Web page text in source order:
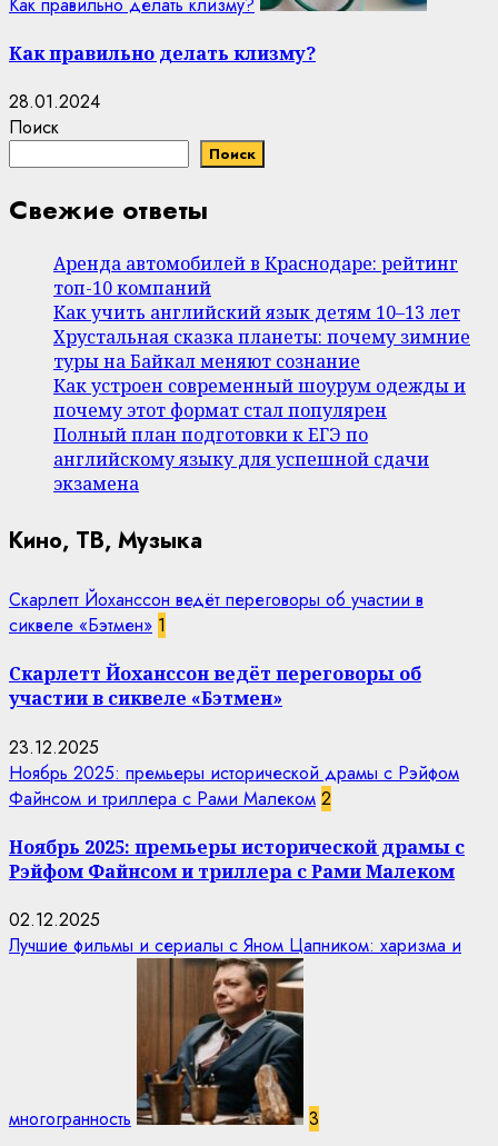
Как правильно делать клизму?
28.01.2024
Поиск
Поиск
Свежие ответы
Аренда автомобилей в Краснодаре: рейтинг
топ-10 компаний
Как учить английский язык детям 10–13 лет
Хрустальная сказка планеты: почему зимние
туры на Байкал меняют сознание
Как устроен современный шоурум одежды и
почему этот формат стал популярен
Полный план подготовки к ЕГЭ по
английскому языку для успешной сдачи
экзамена
Кино, ТВ, Музыка
Скарлетт Йоханссон ведёт переговоры об участии в
сиквеле «Бэтмен» 1
Скарлетт Йоханссон ведёт переговоры об
участии в сиквеле «Бэтмен»
23.12.2025
Ноябрь 2025: премьеры исторической драмы с Рэйфом
Файнсом и триллера с Рами Малеком 2
Ноябрь 2025: премьеры исторической драмы с
Рэйфом Файнсом и триллера с Рами Малеком
02.12.2025
Лучшие фильмы и сериалы с Яном Цапником: харизма и
многогранность 3